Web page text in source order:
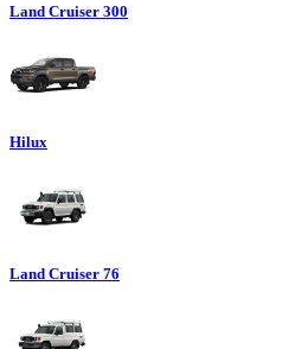
Land Cruiser 300
Hilux
Land Cruiser 76